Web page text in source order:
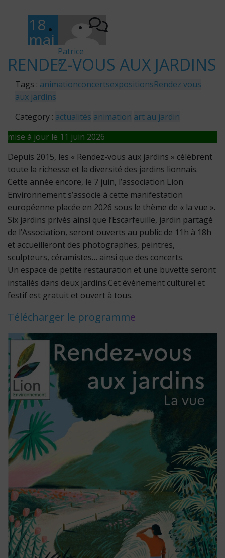
18
mai
202
6
Patrice
R
-
RENDEZ-VOUS AUX JARDINS
Tags : animationconcertsexpositionsRendez vous
aux jardins
Category : actualités animation art au jardin
mise à jour le 11 juin 2026
Depuis 2015, les « Rendez-vous aux jardins » célèbrent
toute la richesse et la diversité des jardins lionnais.
Cette année encore, le 7 juin, l’association Lion
Environnement s’associe à cette manifestation
européenne placée en 2026 sous le thème de « la vue ».
Six jardins privés ainsi que l’Escarfeuille, jardin partagé
de l’Association, seront ouverts au public de 11h à 18h
et accueilleront des photographes, peintres,
sculpteurs, céramistes… ainsi que des concerts.
Un espace de petite restauration et une buvette seront
installés dans deux jardins.Cet événement culturel et
festif est gratuit et ouvert à tous.
Télécharger le programme